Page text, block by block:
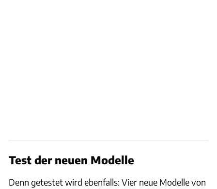
Test der neuen Modelle
Denn getestet wird ebenfalls: Vier neue Modelle von